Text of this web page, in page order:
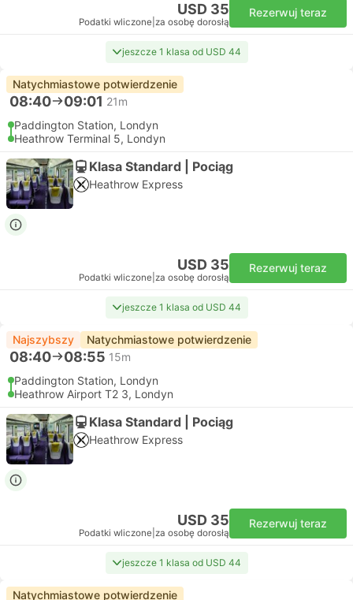
USD 35
Podatki wliczone za osobę dorosłą
Rezerwuj teraz
jeszcze 1 klasa od USD 44
Natychmiastowe potwierdzenie
08:40 09:01 21m
Paddington Station, Londyn
Heathrow Terminal 5, Londyn
Klasa Standard | Pociąg
Heathrow Express
USD 35
Podatki wliczone za osobę dorosłą
Rezerwuj teraz
jeszcze 1 klasa od USD 44
Najszybszy Natychmiastowe potwierdzenie
08:40 08:55 15m
Paddington Station, Londyn
Heathrow Airport T2 3, Londyn
Klasa Standard | Pociąg
Heathrow Express
USD 35
Podatki wliczone za osobę dorosłą
Rezerwuj teraz
jeszcze 1 klasa od USD 44
Natychmiastowe potwierdzenie